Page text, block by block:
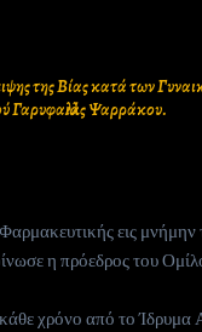
της Βίας κατά των
Ψαρράκου.
εις
η πρόεδρος του
κάθε χρόνο από το